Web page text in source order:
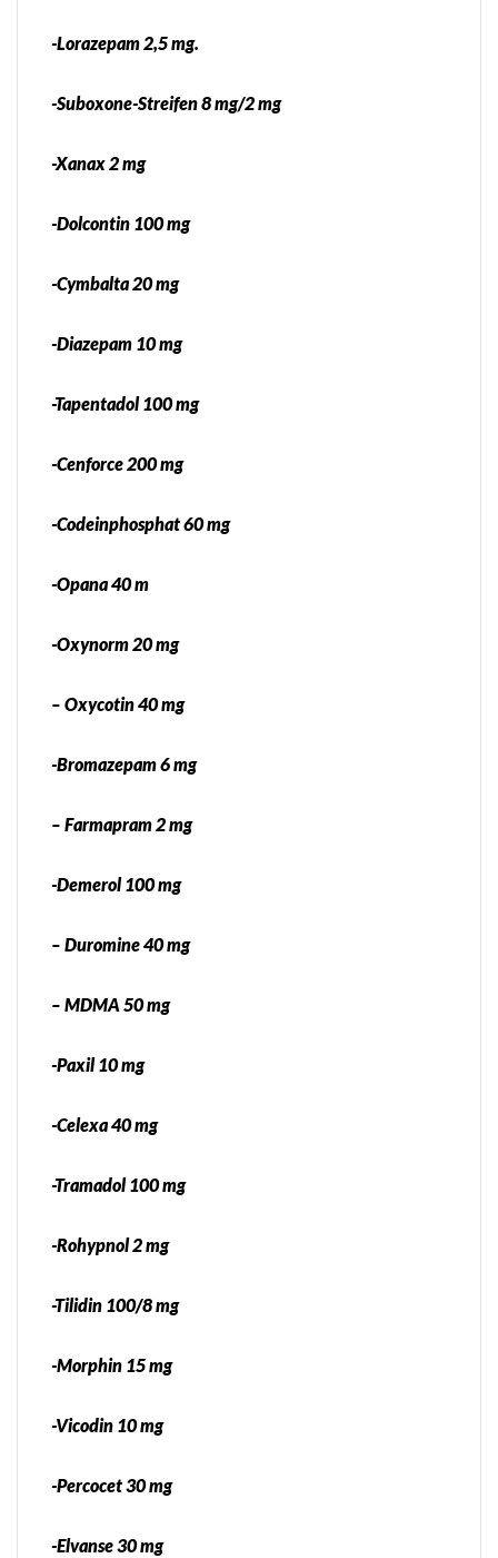
-Lorazepam 2,5 mg.
-Suboxone-Streifen 8 mg/2 mg
-Xanax 2 mg
-Dolcontin 100 mg
-Cymbalta 20 mg
-Diazepam 10 mg
-Tapentadol 100 mg
-Cenforce 200 mg
-Codeinphosphat 60 mg
-Opana 40 m
-Oxynorm 20 mg
– Oxycotin 40 mg
-Bromazepam 6 mg
– Farmapram 2 mg
-Demerol 100 mg
– Duromine 40 mg
– MDMA 50 mg
-Paxil 10 mg
-Celexa 40 mg
-Tramadol 100 mg
-Rohypnol 2 mg
-Tilidin 100/8 mg
-Morphin 15 mg
-Vicodin 10 mg
-Percocet 30 mg
-Elvanse 30 mg